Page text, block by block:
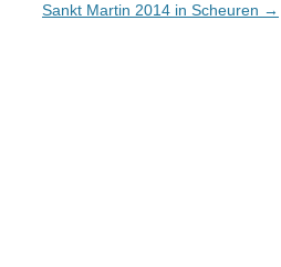
Sankt Martin 2014 in Scheuren →